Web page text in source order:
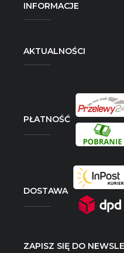
INFORMACJE
AKTUALNOŚCI
PŁATNOŚĆ
DOSTAWA
ZAPISZ SIĘ DO